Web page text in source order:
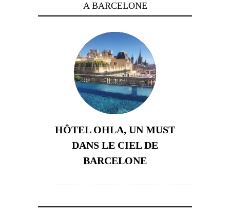
A BARCELONE
HÔTEL OHLA, UN MUST
DANS LE CIEL DE
BARCELONE